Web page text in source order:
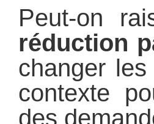
Peut-on
réduction
changer
contexte
des